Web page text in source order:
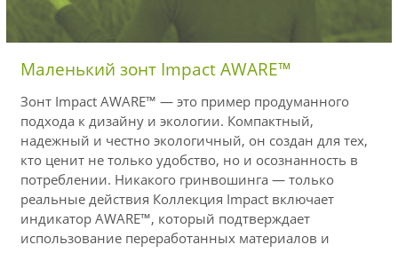
Маленький зонт Impact AWARE™
Зонт Impact AWARE™ — это пример продуманного
подхода к дизайну и экологии. Компактный,
надежный и честно экологичный, он создан для тех,
кто ценит не только удобство, но и осознанность в
потреблении. Никакого гринвошинга — только
реальные действия Коллекция Impact включает
индикатор AWARE™, который подтверждает
использование переработанных материалов и